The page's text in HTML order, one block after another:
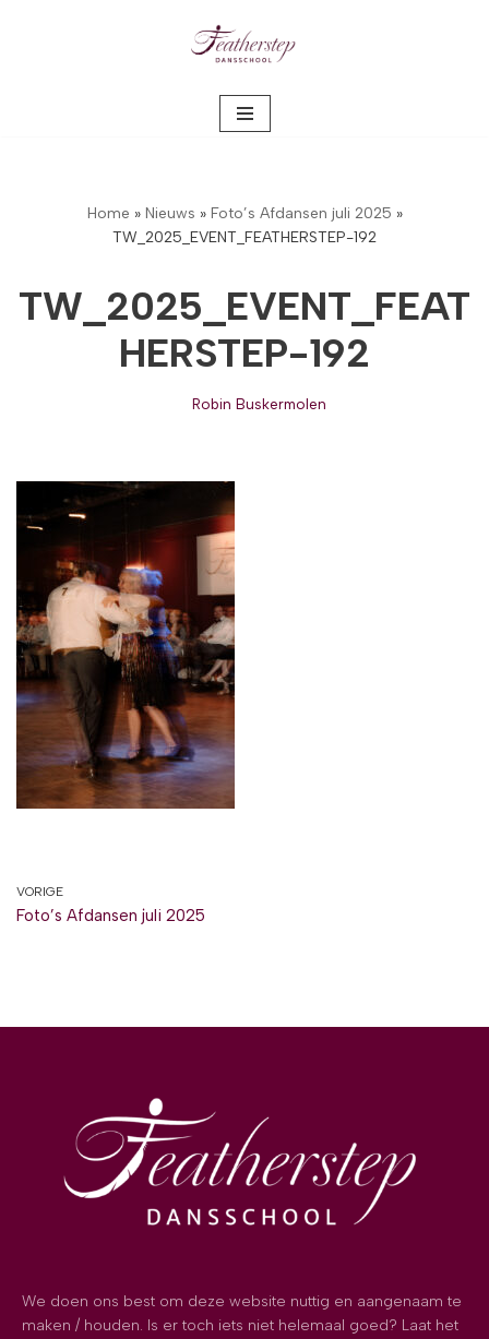
Home » Nieuws » Foto’s Afdansen juli 2025 »
TW_2025_EVENT_FEATHERSTEP-192
TW_2025_EVENT_FEAT
HERSTEP-192
Robin Buskermolen
VORIGE
Foto’s Afdansen juli 2025
We doen ons best om deze website nuttig en aangenaam te
maken / houden. Is er toch iets niet helemaal goed? Laat het